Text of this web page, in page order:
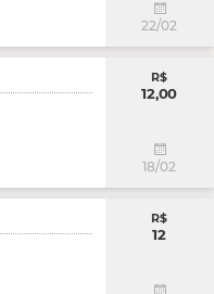
22/02
R$
12,00
18/02
R$
12